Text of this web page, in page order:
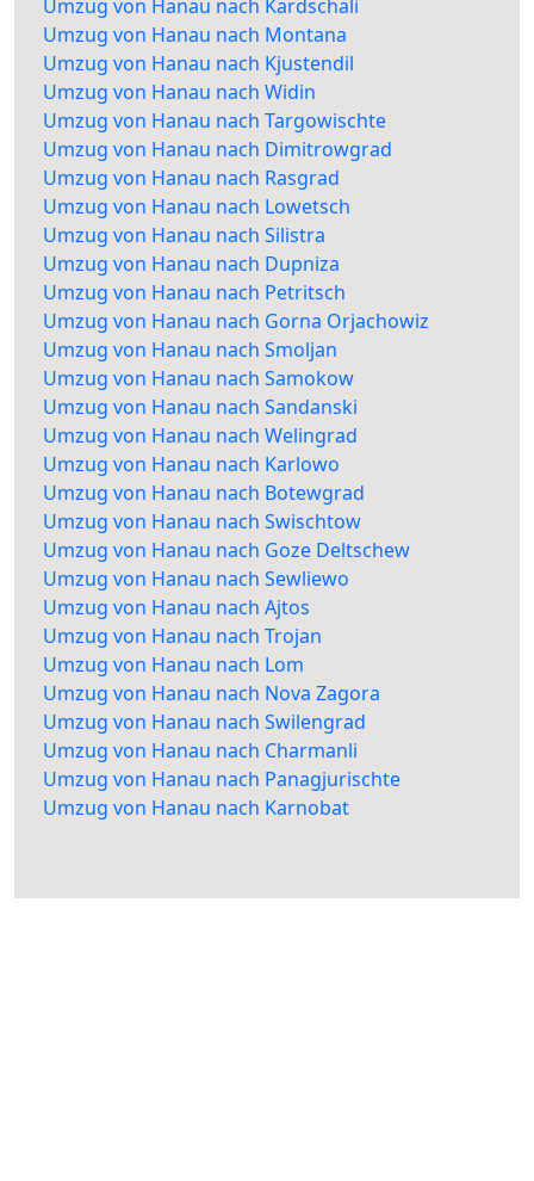
Umzug von Hanau nach Kardschali
Umzug von Hanau nach Montana
Umzug von Hanau nach Kjustendil
Umzug von Hanau nach Widin
Umzug von Hanau nach Targowischte
Umzug von Hanau nach Dimitrowgrad
Umzug von Hanau nach Rasgrad
Umzug von Hanau nach Lowetsch
Umzug von Hanau nach Silistra
Umzug von Hanau nach Dupniza
Umzug von Hanau nach Petritsch
Umzug von Hanau nach Gorna Orjachowiz
Umzug von Hanau nach Smoljan
Umzug von Hanau nach Samokow
Umzug von Hanau nach Sandanski
Umzug von Hanau nach Welingrad
Umzug von Hanau nach Karlowo
Umzug von Hanau nach Botewgrad
Umzug von Hanau nach Swischtow
Umzug von Hanau nach Goze Deltschew
Umzug von Hanau nach Sewliewo
Umzug von Hanau nach Ajtos
Umzug von Hanau nach Trojan
Umzug von Hanau nach Lom
Umzug von Hanau nach Nova Zagora
Umzug von Hanau nach Swilengrad
Umzug von Hanau nach Charmanli
Umzug von Hanau nach Panagjurischte
Umzug von Hanau nach Karnobat